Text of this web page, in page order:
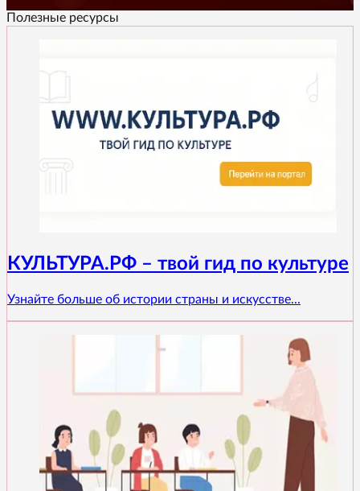
Полезные ресурсы
КУЛЬТУРА.РФ – твой гид по культуре
Узнайте больше об истории страны и искусстве...